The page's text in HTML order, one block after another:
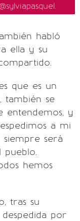
habló
ella y su
que es un
también se
entendemos, y
a mi
siempre será
pueblo.
hemos
tras su
por